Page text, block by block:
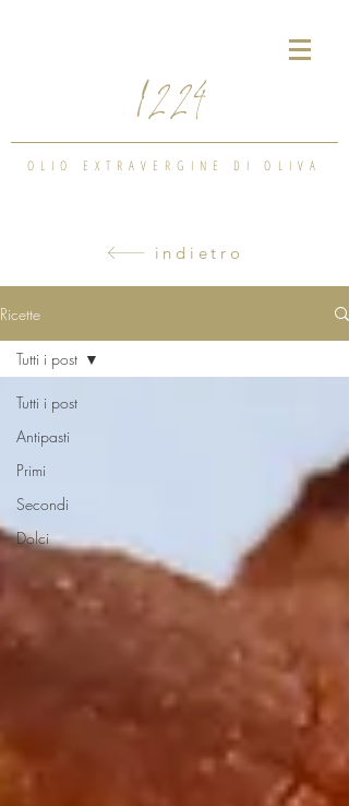
1224
OLIO EXTRAVERGINE DI OLIVA
indietro
Ricette
Tutti i post
Antipasti
Primi
Secondi
Dolci
Tutti i post